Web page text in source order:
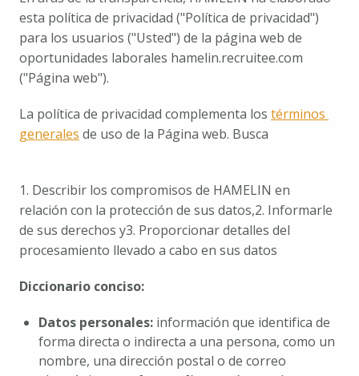
esta política de privacidad ("Política de privacidad")
para los usuarios ("Usted") de la página web de
oportunidades laborales hamelin.recruitee.com
("Página web").
La política de privacidad complementa los términos
generales de uso de la Página web. Busca
1. Describir los compromisos de HAMELIN en
relación con la protección de sus datos,2. Informarle
de sus derechos y3. Proporcionar detalles del
procesamiento llevado a cabo en sus datos
Diccionario conciso:
Datos personales: información que identifica de
forma directa o indirecta a una persona, como un
nombre, una dirección postal o de correo